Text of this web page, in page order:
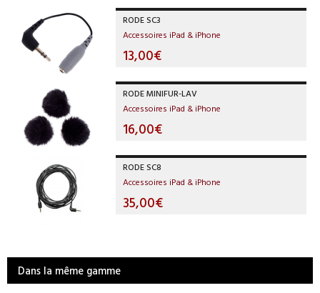
RODE SC3
Accessoires iPad & iPhone
13,00€
RODE MINIFUR-LAV
Accessoires iPad & iPhone
16,00€
RODE SC8
Accessoires iPad & iPhone
35,00€
Dans la même gamme